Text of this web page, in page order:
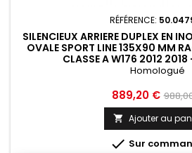
RÉFÉRENCE:
SILENCIEUX ARRIERE DUPLEX EN
OVALE SPORT LINE 135X90 MM
CLASSE A W176 2012
Homologué
Prix
889,20 € Prix
de
base
 Ajouter au
 Sur